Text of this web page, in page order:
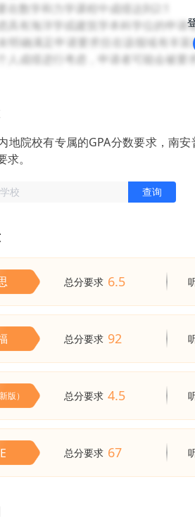
在数学和力学课程中成绩达到2:1
具有海洋学或建筑学本科学位的申请
明确满足申请要求但在该领域有丰
人成绩进行考虑，申请者可能会被要
地院校有专属的GPA分数要求，南
。
查询
总分要求 6.5
总分要求 92
版） 总分要求 4.5
总分要求 67